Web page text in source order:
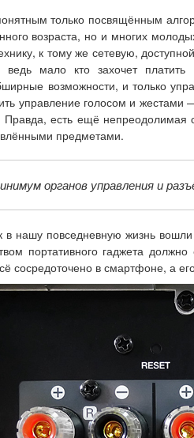
только посвящённым
возраста, но и многих
к тому же сетевую,
мало кто захочет
возможности, и только
управление голосом и
есть ещё непреодолимая
предметами.
органов управления и
нашу повседневную жизнь
портативного гаджета
сосредоточено в смартфоне, а